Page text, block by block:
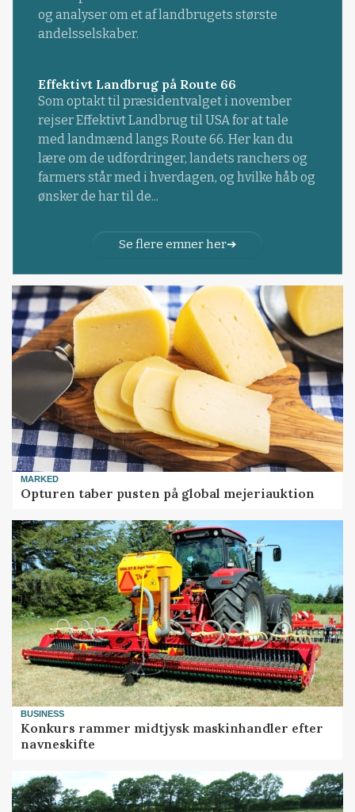
og analyser om et af landbrugets største
andelsselskaber.
Effektivt Landbrug på Route 66
Som optakt til præsidentvalget i november
rejser Effektivt Landbrug til USA for at tale
med landmænd langs Route 66. Her kan du
lære om de udfordringer, landets ranchers og
farmers står med i hverdagen, og hvilke håb og
ønsker de har til de...
Se flere emner her
MARKED
Opturen taber pusten på global mejeriauktion
BUSINESS
Konkurs rammer midtjysk maskinhandler efter
navneskifte